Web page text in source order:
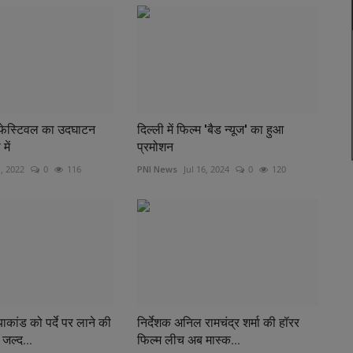
का उदघाटन
में
2022 0 116
दिल्ली में फिल्म 'बैड न्यूज' का हुआ
प्रमोशन
PNI News Jul 16, 2024 0 120
को पर्दे पर लाने की
निर्देशक अनिल रामचंद्र शर्मा की हॉरर
फिल्म लीच अब मास्क...